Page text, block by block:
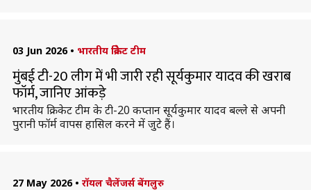
03 Jun 2026 • भारतीय क्रिकेट टीम
मुंबई टी-20 लीग में भी जारी रही सूर्यकुमार यादव की खराब
फॉर्म, जानिए आंकड़े
भारतीय क्रिकेट टीम के टी-20 कप्तान सूर्यकुमार यादव बल्ले से अपनी
पुरानी फॉर्म वापस हासिल करने में जुटे हैं।
27 May 2026 • रॉयल चैलेंजर्स बेंगलुरु